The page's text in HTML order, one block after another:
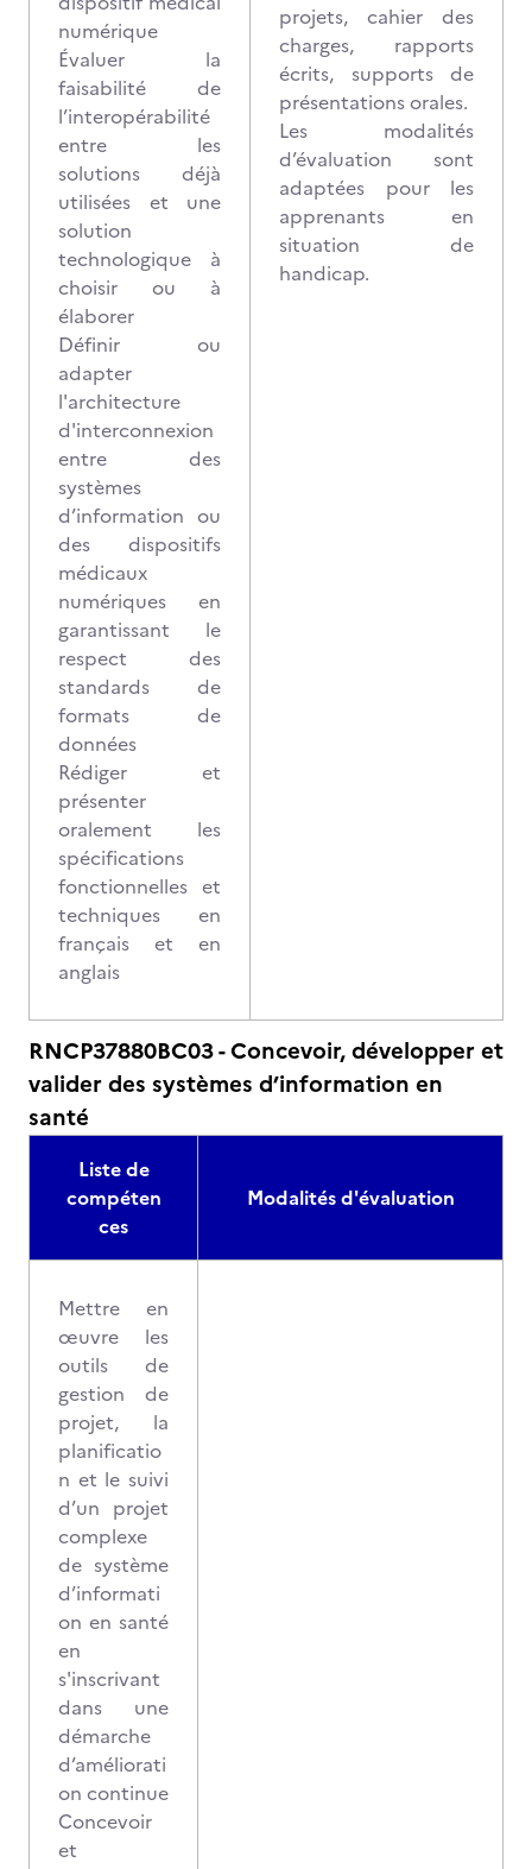
numérique
Évaluer la
faisabilité de
l’interopérabilité
entre les
solutions déjà
utilisées et une
solution
technologique à
choisir ou à
élaborer
Définir ou
adapter
l'architecture
d'interconnexion
entre des
systèmes
d’information ou
des dispositifs
médicaux
numériques en
garantissant le
respect des
standards de
formats de
données
Rédiger et
présenter
oralement les
spécifications
fonctionnelles et
techniques en
français et en
anglais
projets, cahier des
charges, rapports
écrits, supports de
présentations orales.
Les modalités
d’évaluation sont
adaptées pour les
apprenants en
situation de
handicap.
RNCP37880BC03 - Concevoir, développer et
valider des systèmes d’information en
santé
Liste de
compéten
ces
Modalités d'évaluation
Mettre en
œuvre les
outils de
gestion de
projet, la
planificatio
n et le suivi
d’un projet
complexe
de système
d’informati
on en santé
en
s'inscrivant
dans une
démarche
d’améliorati
on continue
Concevoir
et